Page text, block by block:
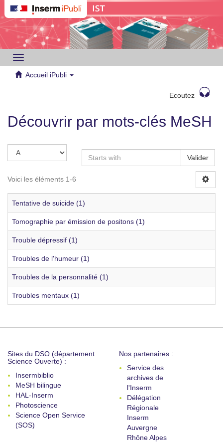
Toggle
navigation
Accueil iPubli
Ecoutez
Découvrir par mots-clés MeSH
Valider
Voici les éléments 1-6
Tentative de suicide (1)
Tomographie par émission de positons (1)
Trouble dépressif (1)
Troubles de l'humeur (1)
Troubles de la personnalité (1)
Troubles mentaux (1)
Sites du DSO (département
Science Ouverte) :
Insermbiblio
MeSH bilingue
HAL-Inserm
Photoscience
Science Open Service
(SOS)
Nos partenaires :
Service des
archives de
l'Inserm
Délégation
Régionale
Inserm
Auvergne
Rhône Alpes